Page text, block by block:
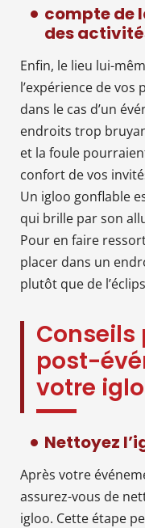
compte de
des
Enfin, le lieu lui-
l’expérience de
dans le cas d’un
endroits trop
et la foule
confort de vos
Un igloo gonflable
qui brille par son
Pour en faire
placer dans un
plutôt que de
Conseils
post-
votre
Nettoyez
Après votre
assurez-vous de
igloo. Cette étape